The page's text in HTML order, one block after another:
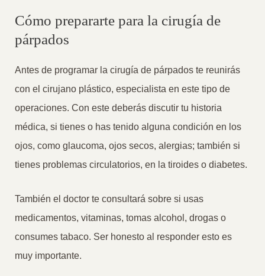
Cómo prepararte para la cirugía de
párpados
Antes de programar la cirugía de párpados te reunirás
con el cirujano plástico, especialista en este tipo de
operaciones. Con este deberás discutir tu historia
médica, si tienes o has tenido alguna condición en los
ojos, como glaucoma, ojos secos, alergias; también si
tienes problemas circulatorios, en la tiroides o diabetes.
También el doctor te consultará sobre si usas
medicamentos, vitaminas, tomas alcohol, drogas o
consumes tabaco. Ser honesto al responder esto es
muy importante.